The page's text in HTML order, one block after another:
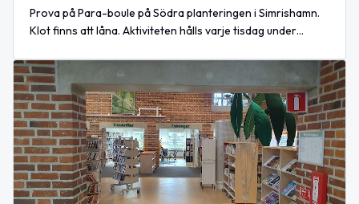
Prova på Para-boule på Södra planteringen i Simrishamn.
Klot finns att låna. Aktiviteten hålls varje tisdag under